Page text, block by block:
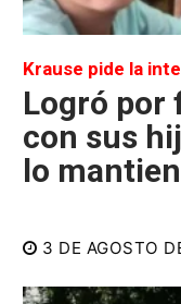
Krause pide la
Logró por
con sus
lo
3 DE AGOSTO